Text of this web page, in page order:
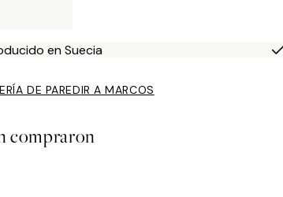
en Suecia
DE PAREDIR A MARCOS
compraron